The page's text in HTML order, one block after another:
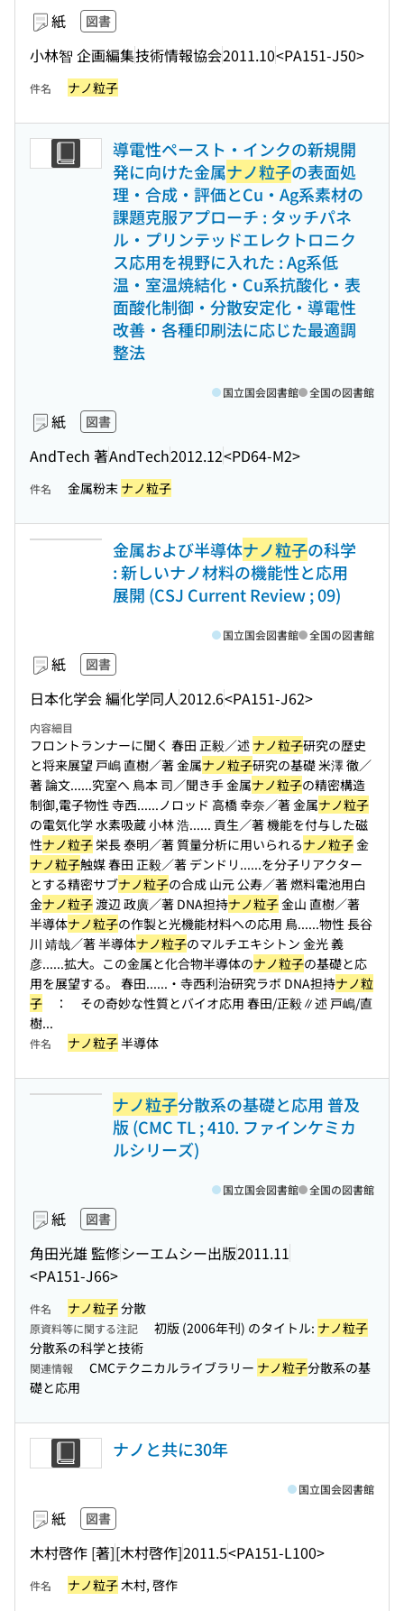
紙 図書
小林智 企画編集技術情報協会2011.10<PA151-J50>
件名 ナノ粒子
導電性ペースト・インクの新規開
発に向けた金属ナノ粒子の表面処
理・合成・評価とCu・Ag系素材の
課題克服アプローチ : タッチパネ
ル・プリンテッドエレクトロニク
ス応用を視野に入れた : Ag系低
温・室温焼結化・Cu系抗酸化・表
面酸化制御・分散安定化・導電性
改善・各種印刷法に応じた最適調
整法
紙 図書
AndTech 著AndTech2012.12<PD64-M2>
国立国会図書館 全国の図書館
件名 金属粉末 ナノ粒子
金属および半導体ナノ粒子の科学
: 新しいナノ材料の機能性と応用
展開 (CSJ Current Review ; 09)
紙 図書
日本化学会 編化学同人2012.6<PA151-J62>
国立国会図書館 全国の図書館
内容細目
フロントランナーに聞く 春田 正毅／述 ナノ粒子研究の歴史
と将来展望 戸嶋 直樹／著 金属ナノ粒子研究の基礎 米澤 徹／
著 論文......究室へ 鳥本 司／聞き手 金属ナノ粒子の精密構造
制御,電子物性 寺西......ノロッド 高橋 幸奈／著 金属ナノ粒子
の電気化学 水素吸蔵 小林 浩...... 貢生／著 機能を付与した磁
性ナノ粒子栄長 泰明／著 質量分析に用いられるナノ粒子金
ナノ粒子触媒 春田 正毅／著 デンドリ......を分子リアクター
とする精密サブナノ粒子の合成 山元 公寿／著 燃料電池用白
金ナノ粒子渡辺 政廣／著 DNA担持ナノ粒子金山 直樹／著
半導体ナノ粒子の作製と光機能材料への応用 鳥......物性 長谷
川 靖哉／著 半導体ナノ粒子のマルチエキシトン 金光 義
彦......拡大。この金属と化合物半導体のナノ粒子の基礎と応
用を展望する。 春田......・寺西利治研究ラボ DNA担持ナノ粒
子 ： その奇妙な性質とバイオ応用 春田/正毅∥述 戸嶋/直
樹...
件名 ナノ粒子半導体
ナノ粒子分散系の基礎と応用 普及
版 (CMC TL ; 410. ファインケミカ
ルシリーズ)
紙 図書
角田光雄 監修シーエムシー出版2011.11
<PA151-J66>
国立国会図書館 全国の図書館
件名 ナノ粒子分散
原資料等に関する注記 初版 (2006年刊) のタイトル: ナノ粒子
分散系の科学と技術
関連情報 CMCテクニカルライブラリー ナノ粒子分散系の基
礎と応用
ナノと共に30年
紙 図書
木村啓作 [著][木村啓作]2011.5<PA151-L100>
国立国会図書館
件名 ナノ粒子木村, 啓作